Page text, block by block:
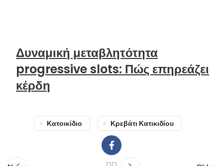
Δυναμική μεταβλητότητα
progressive slots: Πώς επηρεάζει
κέρδη
Κατοικίδιο Κρεβάτι Κατικιδίου